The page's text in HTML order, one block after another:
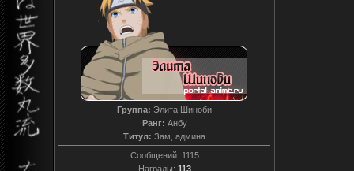
Группа: Элита Шиноби
Ранг: Анбу
Титул: Зам, админа
Сообщений: 1115
Награды: 113